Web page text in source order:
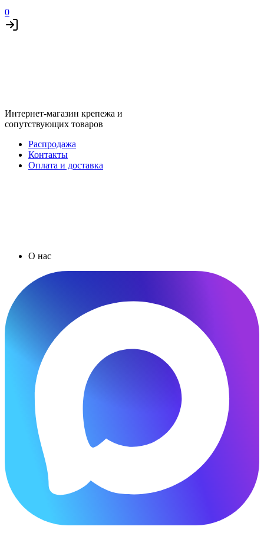
0
Интернет-магазин крепежа и
сопутствующих товаров
Распродажа
Контакты
Оплата и доставка
О нас